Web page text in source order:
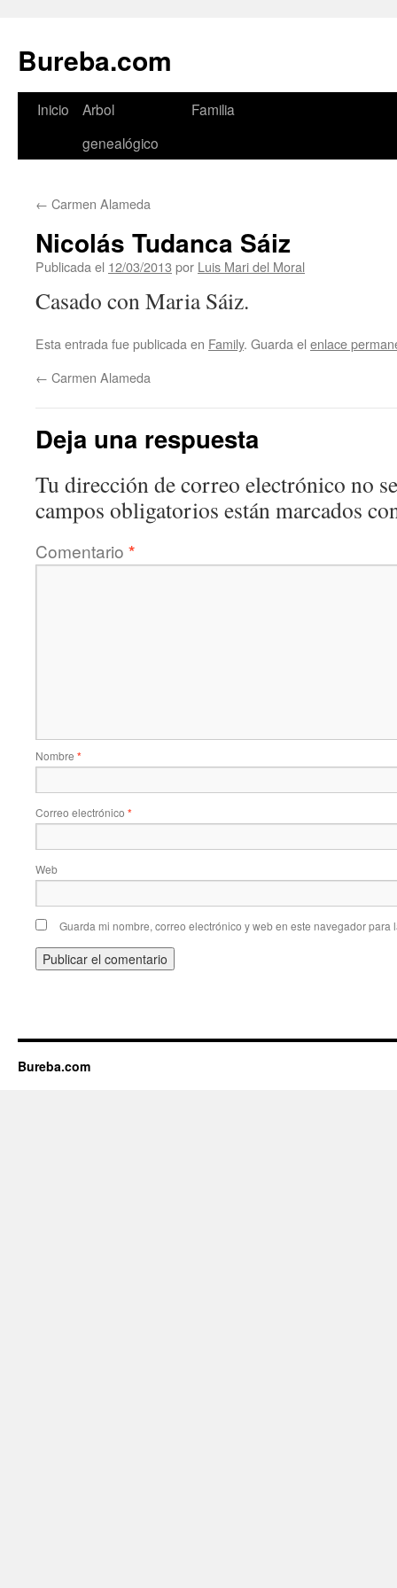
Bureba.com
Saltar
Inicio
Arbol
genealógico
Familia
← Carmen Alameda
Nicolás Tudanca Sáiz
Publicada el 12/03/2013 por Luis Mari del Moral
Casado con Maria Sáiz.
Esta entrada fue publicada en Family. Guarda el enlace
← Carmen Alameda
Deja una respuesta
Tu dirección de correo electrónico no
campos obligatorios están marcados
Comentario *
Nombre *
Correo electrónico *
Web
Guarda mi nombre, correo electrónico y web en este navegador para
Bureba.com